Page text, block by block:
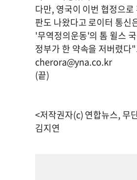
다만, 영국이 이번 협정으
판도 나왔다고 로이터 통신
'무역정의운동'의 톰 윌스
정부가 한 약속을 저버렸다
cherora@yna.co.kr
(끝)
<저작권자(c) 연합뉴스, 무
김지연